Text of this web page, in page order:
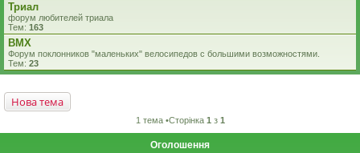
Триал
форум любителей триала
Тем: 163
BMX
Форум поклонников "маленьких" велосипедов c большими возможностями.
Тем: 23
Нова тема
1 тема •Сторінка 1 з 1
Оголошення